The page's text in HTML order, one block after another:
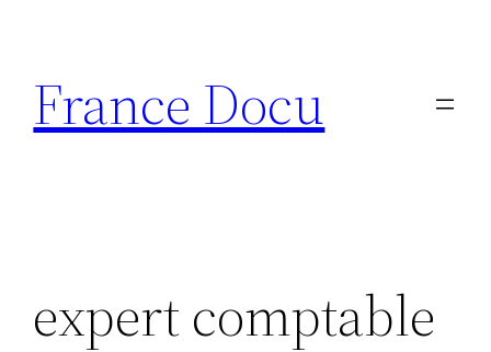
contenu
France Docu
expert comptable